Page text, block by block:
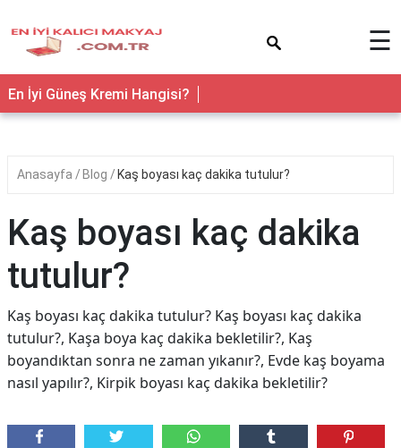
☰
En İyi Güneş Kremi Hangisi?
Anasayfa Blog Kaş boyası kaç dakika tutulur?
Kaş boyası kaç dakika
tutulur?
Kaş boyası kaç dakika tutulur? Kaş boyası kaç dakika
tutulur?, Kaşa boya kaç dakika bekletilir?, Kaş
boyandıktan sonra ne zaman yıkanır?, Evde kaş boyama
nasıl yapılır?, Kirpik boyası kaç dakika bekletilir?